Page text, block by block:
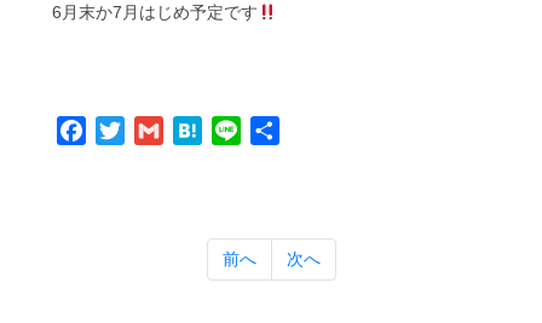
6月末か7月はじめ予定です
Facebook
TwitterGmail Hatena
Line
前へ 次へ